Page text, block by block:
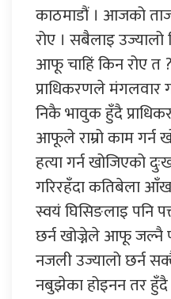
काठमाडौं । आजको
रोए । सबैलाइ
आफू चाहिं किन रोए त
प्राधिकरणले मंगलवार
निकै भावुक हुँदै
आफूले राम्रो काम गर्न
हत्या गर्न खोजिएको
गरिरहँदा कतिबेला
स्वयं घिसिङलाइ पनि
छर्न खोज्नेले आफू जल्नै
नजली उज्यालो छर्न
नबुझेका होइनन तर